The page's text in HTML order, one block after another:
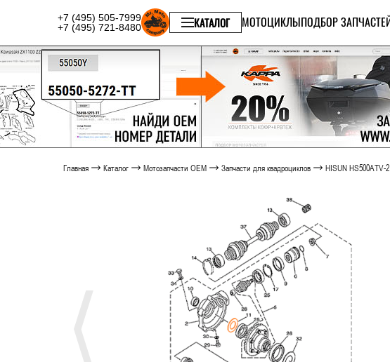
+7 (495) 505-7999
+7 (495) 721-8480
КАТАЛОГ МОТОЦИКЛЫПОДБОР
Главная Каталог Мотозапчасти OEM Запчасти для квадроциклов HISUN HS500ATV-